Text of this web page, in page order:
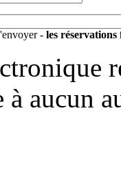
- les réservations
à aucun